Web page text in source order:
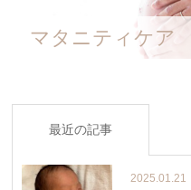
マタニティケア
最近の記事
2025.01.21